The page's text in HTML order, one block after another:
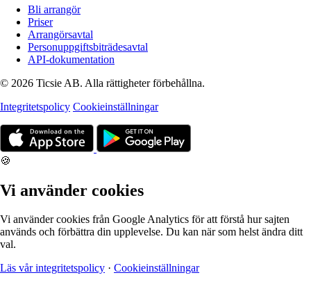
Bli arrangör
Priser
Arrangörsavtal
Personuppgiftsbiträdesavtal
API-dokumentation
© 2026 Ticsie AB. Alla rättigheter förbehållna.
Integritetspolicy Cookieinställningar
🍪
Vi använder cookies
Vi använder cookies från Google Analytics för att förstå hur sajten
används och förbättra din upplevelse. Du kan när som helst ändra ditt
val.
Läs vår integritetspolicy · Cookieinställningar